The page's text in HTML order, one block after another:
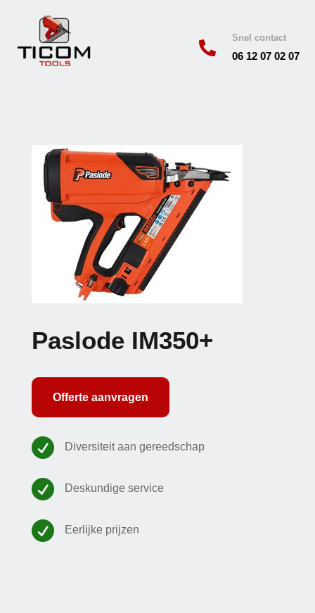

Snel contact
06 12 07 02 07
Paslode IM350+
Offerte aanvragen
 Diversiteit aan gereedschap
 Deskundige service
 Eerlijke prijzen